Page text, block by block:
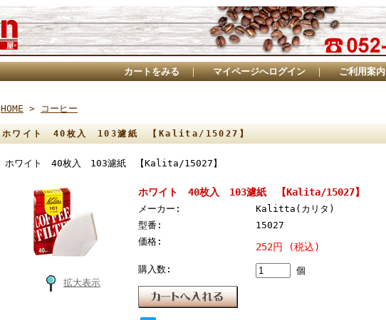
カートをみる ｜ マイページへログイン ｜ ご利用案内
HOME > コーヒー
ホワイト 40枚入 103濾紙 【Kalita/15027】
ホワイト 40枚入 103濾紙 【Kalita/15027】
拡大表示
ホワイト 40枚入 103濾紙 【Kalita/15027】
メーカー:
Kalitta(カリタ)
型番:
15027
価格:
252円 (税込)
購入数: 個